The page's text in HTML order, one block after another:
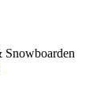
Snowboarden